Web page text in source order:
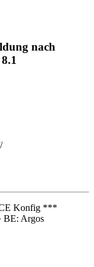
nach
Konfig ***
BE: Argos